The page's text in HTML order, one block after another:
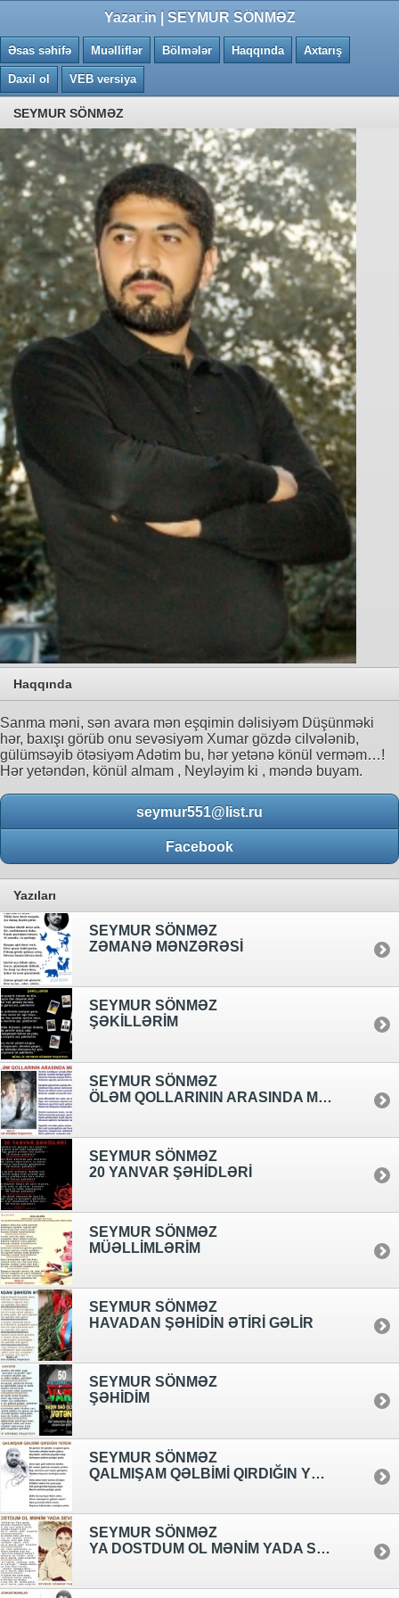
Yazar.in | SEYMUR SÖNMƏZ
Əsas səhifə Muəlliflər Bölmələr Haqqında Axtarış
Daxil ol VEB versiya
SEYMUR SÖNMƏZ
Haqqında
Sanma məni, sən avara mən eşqimin dəlisiyəm Düşünməki
hər, baxışı görüb onu sevəsiyəm Xumar gözdə cilvələnib,
gülümsəyib ötəsiyəm Adətim bu, hər yetənə könül verməm…!
Hər yetəndən, könül almam , Neyləyim ki , məndə buyam.
seymur551@list.ru
Facebook
Yazıları
SEYMUR SÖNMƏZ
ZƏMANƏ MƏNZƏRƏSİ
SEYMUR SÖNMƏZ
ŞƏKİLLƏRİM
SEYMUR SÖNMƏZ
ÖLƏM QOLLARININ ARASINDA MƏN
SEYMUR SÖNMƏZ
20 YANVAR ŞƏHİDLƏRİ
SEYMUR SÖNMƏZ
MÜƏLLİMLƏRİM
SEYMUR SÖNMƏZ
HAVADAN ŞƏHİDİN ƏTİRİ GƏLİR
SEYMUR SÖNMƏZ
ŞƏHİDİM
SEYMUR SÖNMƏZ
QALMIŞAM QƏLBİMİ QIRDIĞIN YERDƏ
SEYMUR SÖNMƏZ
YA DOSTDUM OL MƏNİM YADA SEVGİLİM